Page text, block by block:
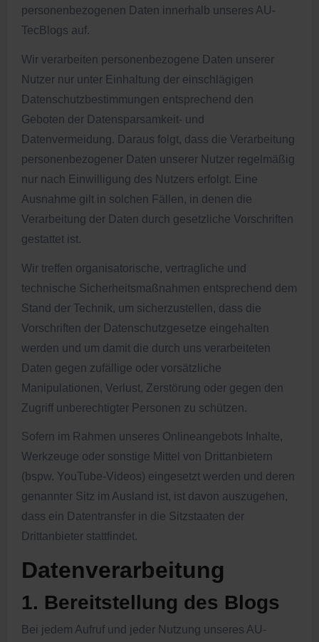
personenbezogenen Daten innerhalb unseres AU-
TecBlogs auf.
Wir verarbeiten personenbezogene Daten unserer
Nutzer nur unter Einhaltung der einschlägigen
Datenschutzbestimmungen entsprechend den
Geboten der Datensparsamkeit- und
Datenvermeidung. Daraus folgt, dass die Verarbeitung
personenbezogener Daten unserer Nutzer regelmäßig
nur nach Einwilligung des Nutzers erfolgt. Eine
Ausnahme gilt in solchen Fällen, in denen die
Verarbeitung der Daten durch gesetzliche Vorschriften
gestattet ist.
Wir treffen organisatorische, vertragliche und
technische Sicherheitsmaßnahmen entsprechend dem
Stand der Technik, um sicherzustellen, dass die
Vorschriften der Datenschutzgesetze eingehalten
werden und um damit die durch uns verarbeiteten
Daten gegen zufällige oder vorsätzliche
Manipulationen, Verlust, Zerstörung oder gegen den
Zugriff unberechtigter Personen zu schützen.
Sofern im Rahmen unseres Onlineangebots Inhalte,
Werkzeuge oder sonstige Mittel von Drittanbietern
(bspw. YouTube-Videos) eingesetzt werden und deren
genannter Sitz im Ausland ist, ist davon auszugehen,
dass ein Datentransfer in die Sitzstaaten der
Drittanbieter stattfindet.
Datenverarbeitung
1. Bereitstellung des Blogs
Bei jedem Aufruf und jeder Nutzung unseres AU-